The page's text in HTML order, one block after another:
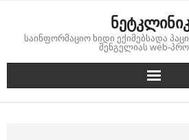
contentსაინფორმაციო ხიდი ექიმებსადა
შენგელიას web-